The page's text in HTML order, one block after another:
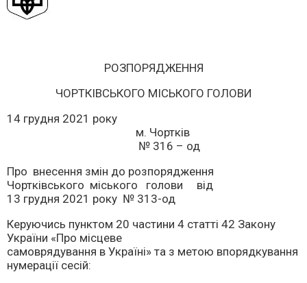
РОЗПОРЯДЖЕННЯ
ЧОРТКІВСЬКОГО МІСЬКОГО ГОЛОВИ
14 грудня 2021 року
м. Чортків
№ 316 – од
Про внесення змін до розпорядження
Чортківського міського голови від
13 грудня 2021 року № 313-од
Керуючись пунктом 20 частини 4 статті 42 Закону
України «Про місцеве
самоврядування в Україні» та з метою впорядкування
нумерації сесій: